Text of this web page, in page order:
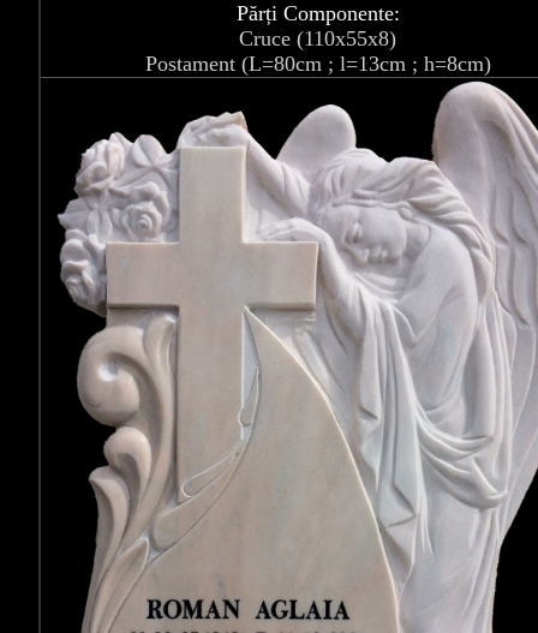
Părți Componente:
Cruce (110x55x8)
Postament (L=80cm ; l=13cm ; h=8cm)